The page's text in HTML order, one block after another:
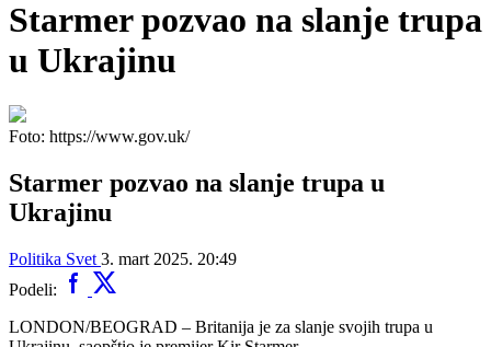
Starmer pozvao na slanje trupa
u Ukrajinu
Foto: https://www.gov.uk/
Starmer pozvao na slanje trupa u
Ukrajinu
Politika Svet 3. mart 2025. 20:49
Podeli:
LONDON/BEOGRAD – Britanija je za slanje svojih trupa u